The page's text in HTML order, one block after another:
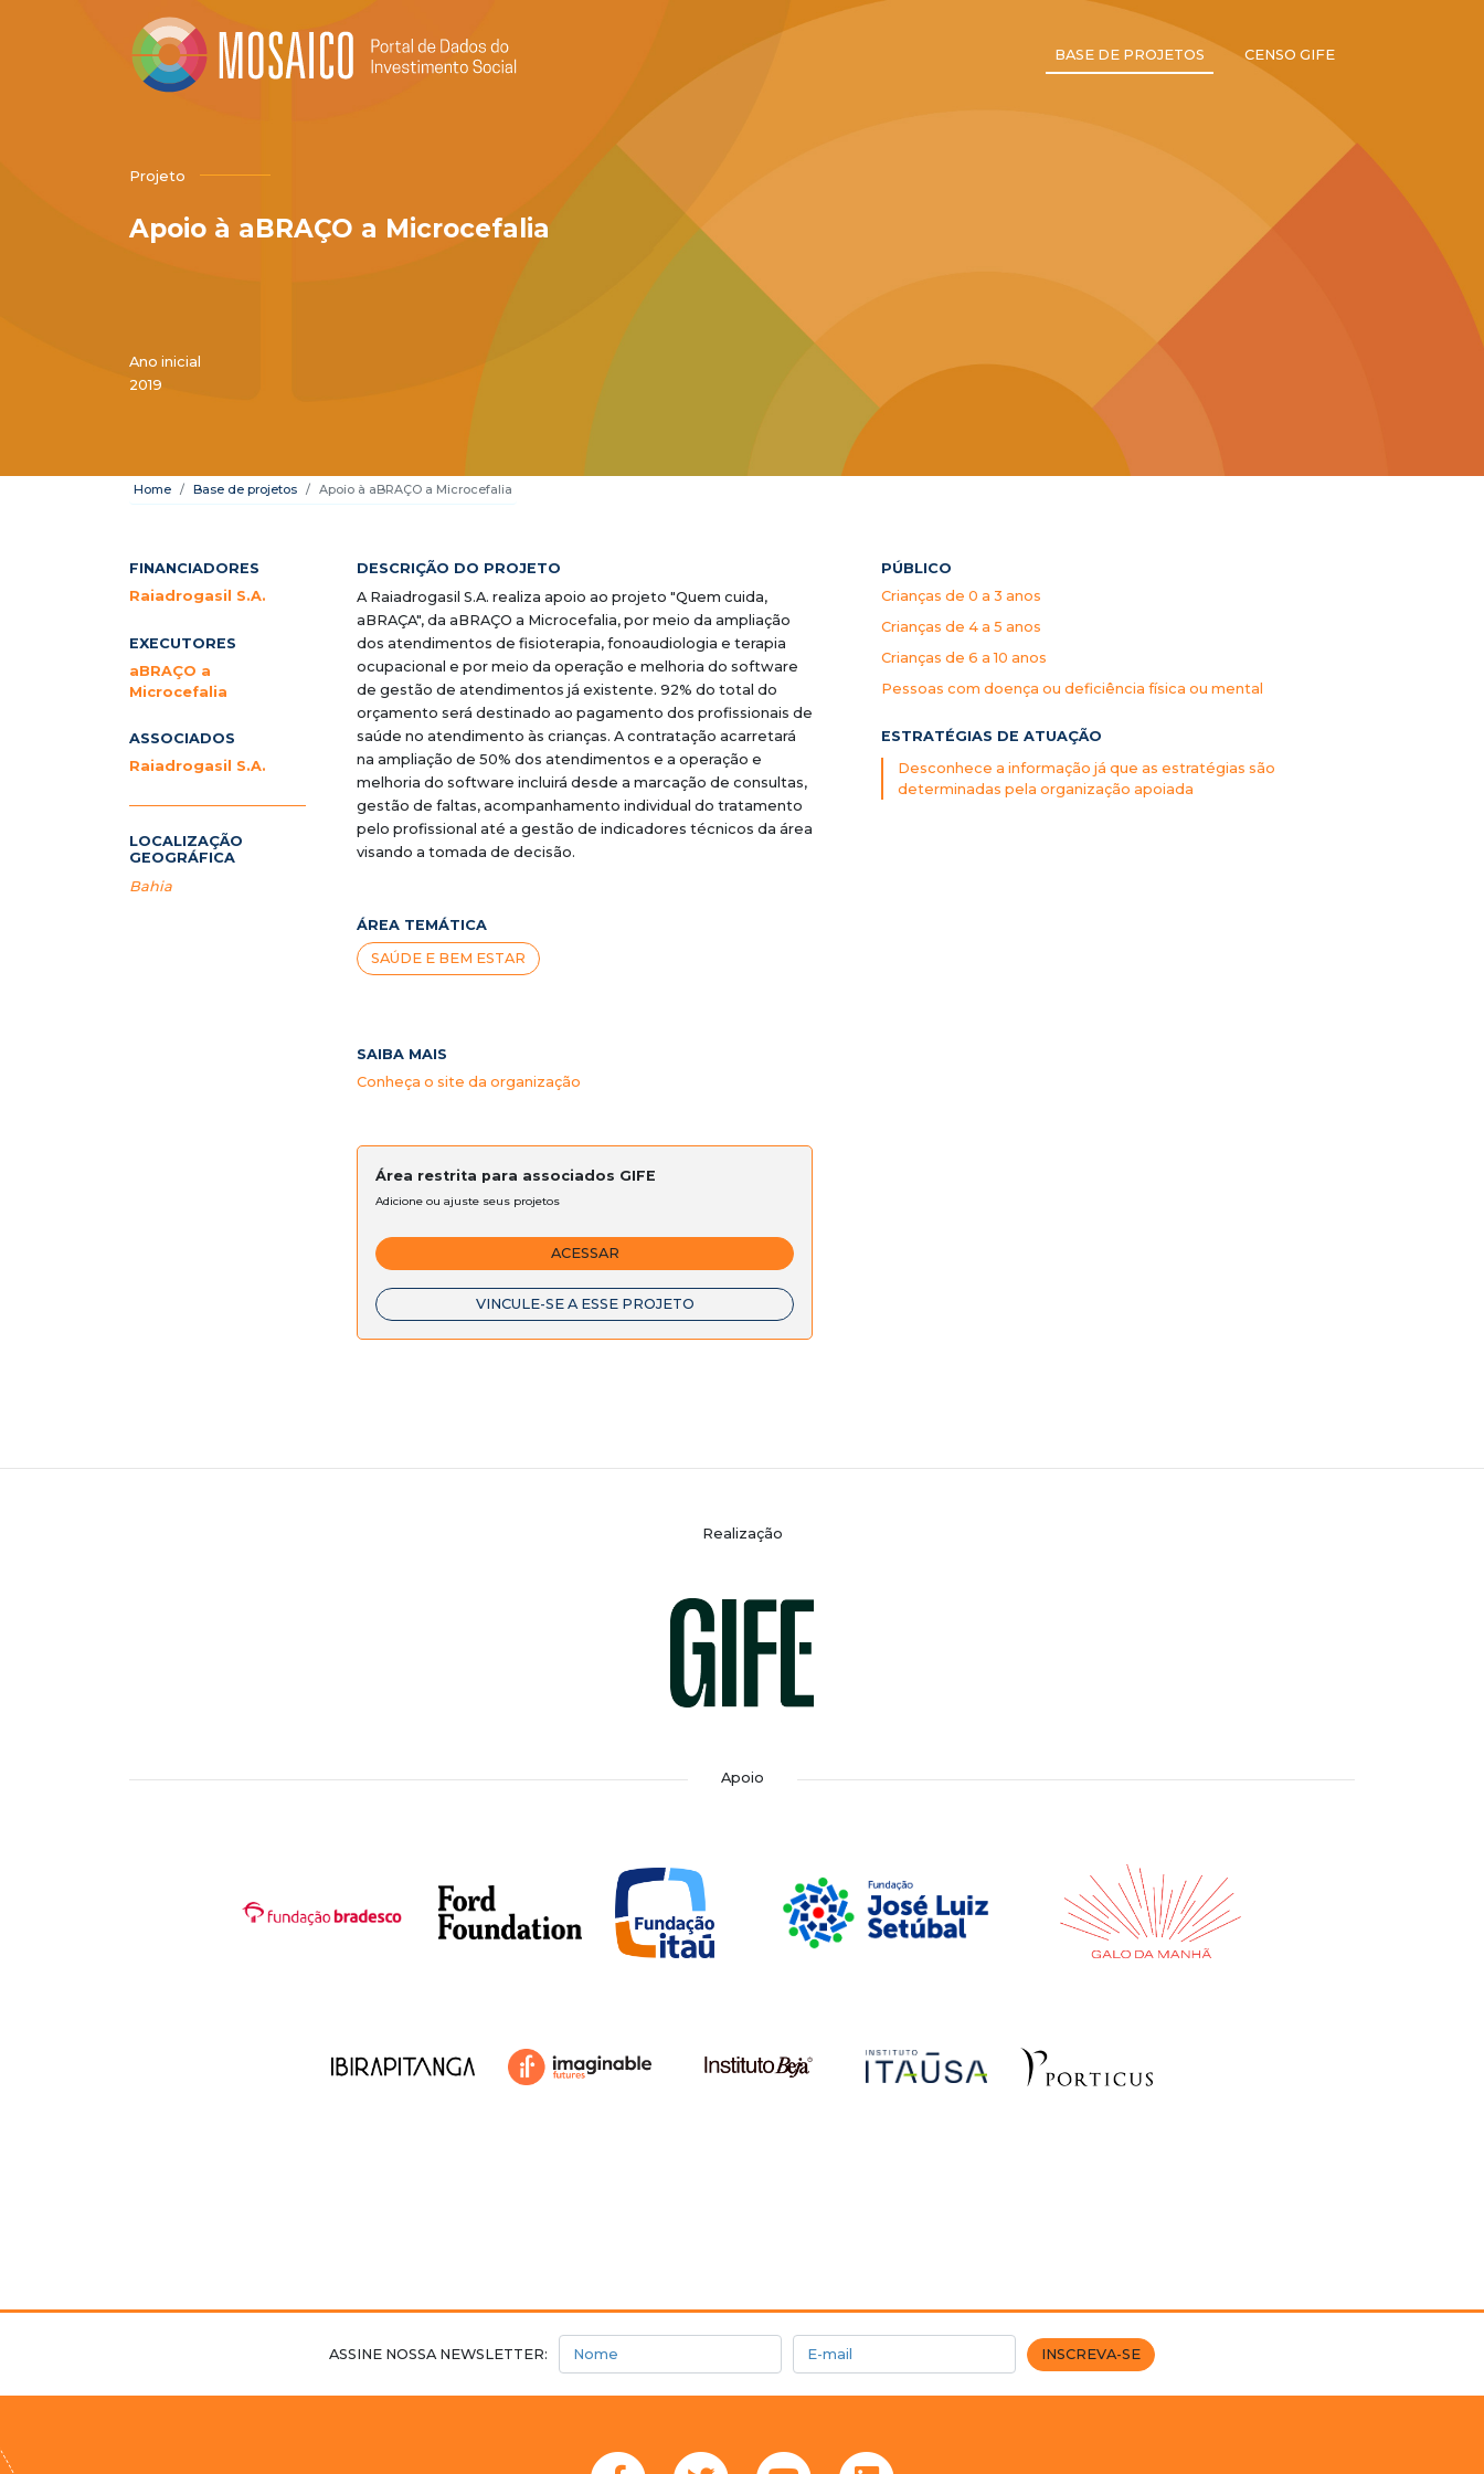
BASE DE PROJETOS CENSO GIFE
Projeto
Apoio à aBRAÇO a Microcefalia
Ano inicial
2019
Home Base de projetos Apoio à aBRAÇO a Microcefalia
FINANCIADORES
Raiadrogasil S.A.
EXECUTORES
aBRAÇO a
Microcefalia
ASSOCIADOS
Raiadrogasil S.A.
LOCALIZAÇÃO
GEOGRÁFICA
Bahia
DESCRIÇÃO DO PROJETO
A Raiadrogasil S.A. realiza apoio ao projeto "Quem cuida,
aBRAÇA", da aBRAÇO a Microcefalia, por meio da ampliação
dos atendimentos de fisioterapia, fonoaudiologia e terapia
ocupacional e por meio da operação e melhoria do software
de gestão de atendimentos já existente. 92% do total do
orçamento será destinado ao pagamento dos profissionais de
saúde no atendimento às crianças. A contratação acarretará
na ampliação de 50% dos atendimentos e a operação e
melhoria do software incluirá desde a marcação de consultas,
gestão de faltas, acompanhamento individual do tratamento
pelo profissional até a gestão de indicadores técnicos da área
visando a tomada de decisão.
ÁREA TEMÁTICA
SAÚDE E BEM ESTAR
SAIBA MAIS
Conheça o site da organização
Área restrita para associados GIFE
Adicione ou ajuste seus projetos
ACESSAR
VINCULE-SE A ESSE PROJETO
PÚBLICO
Crianças de 0 a 3 anos
Crianças de 4 a 5 anos
Crianças de 6 a 10 anos
Pessoas com doença ou deficiência física ou mental
ESTRATÉGIAS DE ATUAÇÃO
Desconhece a informação já que as estratégias são
determinadas pela organização apoiada
Realização
Apoio
ASSINE NOSSA NEWSLETTER:Nome E-mail INSCREVA-SE